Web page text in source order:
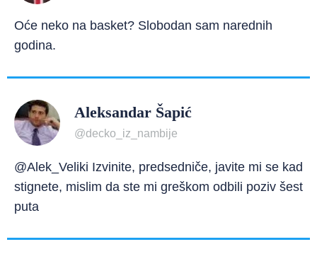
Oće neko na basket? Slobodan sam narednih
godina.
Aleksandar Šapić
@decko_iz_nambije
@Alek_Veliki Izvinite, predsedniče, javite mi se kad
stignete, mislim da ste mi greškom odbili poziv šest
puta